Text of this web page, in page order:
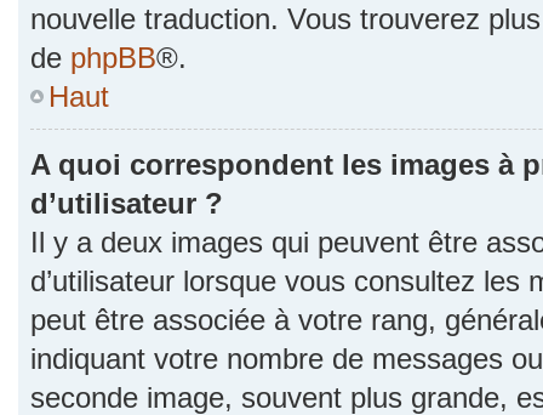
nouvelle traduction. Vous trouverez
de phpBB®.
Haut
A quoi correspondent les images à
d’utilisateur ?
Il y a deux images qui peuvent être
d’utilisateur lorsque vous consultez les
peut être associée à votre rang,
indiquant votre nombre de messages
seconde image, souvent plus grande,